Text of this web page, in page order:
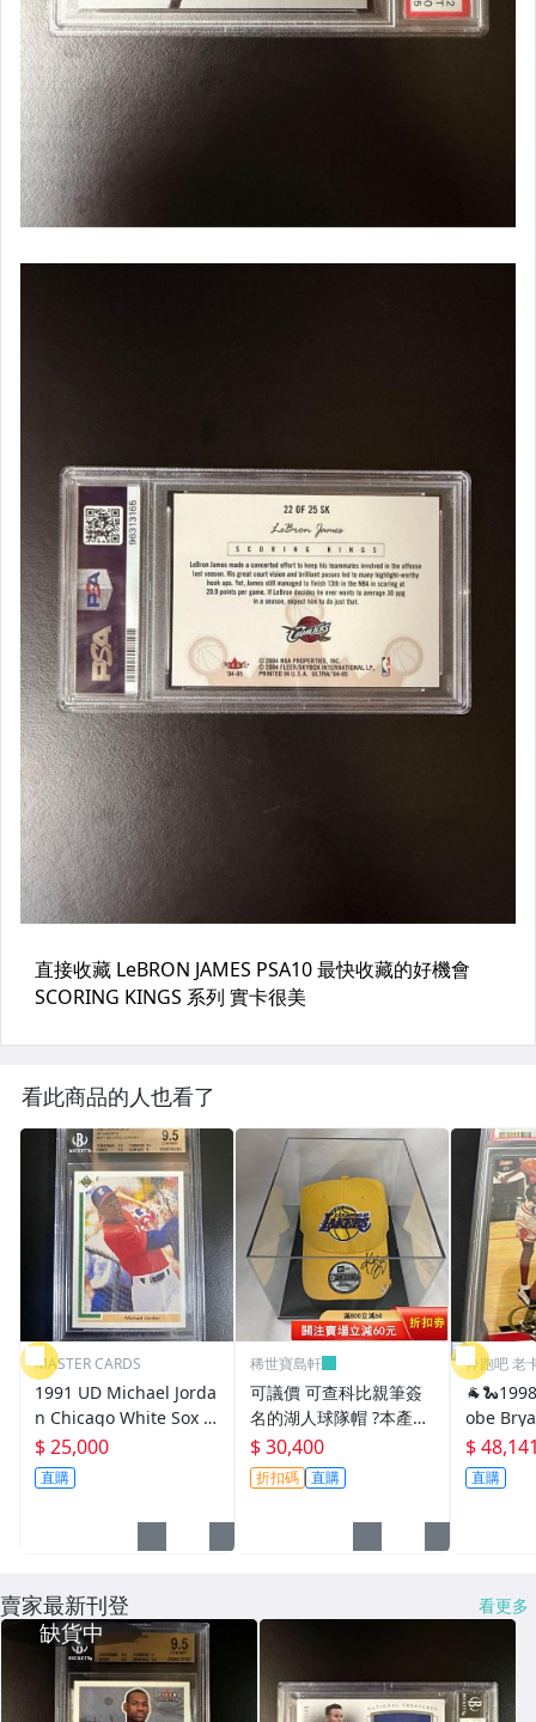
看此商品的人也看了
MASTER CARDS
1991 UD Michael Jorda
n Chicago White Sox B
GS 9.5 喬丹 芝加哥 白襪
隊 特卡 NBA PSA 鑑定卡
$ 25,000
直購
稀世寶島軒
可議價 可查科比親筆簽
名的湖人球隊帽 ?本產品
為珍藏品，數量極少，帶
權威證書！并一張證書配
套的 一簽一證，方便球
迷們收藏26541明星 周
$ 30,400
折扣碼 直購
奔跑吧 老
obe
hael
$
直購
賣家最新刊登 看更多